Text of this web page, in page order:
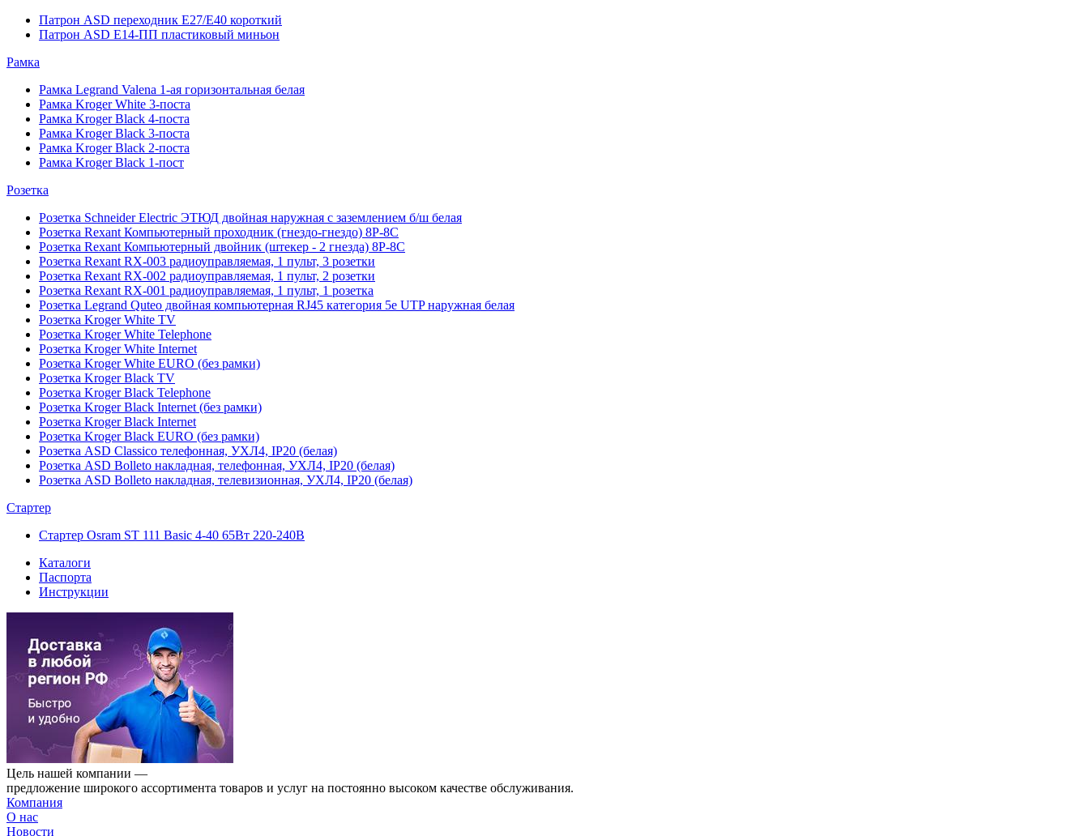
Патрон ASD переходник E27/E40 короткий
Патрон ASD E14-ПП пластиковый миньон
Рамка
Рамка Legrand Valena 1-ая горизонтальная белая
Рамка Kroger White 3-поста
Рамка Kroger Black 4-поста
Рамка Kroger Black 3-поста
Рамка Kroger Black 2-поста
Рамка Kroger Black 1-пост
Розетка
Розетка Schneider Electric ЭТЮД двойная наружная с заземлением б/ш белая
Розетка Rexant Компьютерный проходник (гнездо-гнездо) 8P-8C
Розетка Rexant Компьютерный двойник (штекер - 2 гнезда) 8P-8C
Розетка Rexant RX-003 радиоуправляемая, 1 пульт, 3 розетки
Розетка Rexant RX-002 радиоуправляемая, 1 пульт, 2 розетки
Розетка Rexant RX-001 радиоуправляемая, 1 пульт, 1 розетка
Розетка Legrand Quteo двойная компьютерная RJ45 категория 5е UTP наружная белая
Розетка Kroger White TV
Розетка Kroger White Telephone
Розетка Kroger White Internet
Розетка Kroger White EURO (без рамки)
Розетка Kroger Black TV
Розетка Kroger Black Telephone
Розетка Kroger Black Internet (без рамки)
Розетка Kroger Black Internet
Розетка Kroger Black EURO (без рамки)
Розетка ASD Classico телефонная, УХЛ4, IP20 (белая)
Розетка ASD Bolleto накладная, телефонная, УХЛ4, IP20 (белая)
Розетка ASD Bolleto накладная, телевизионная, УХЛ4, IP20 (белая)
Стартер
Стартер Osram ST 111 Basic 4-40 65Вт 220-240В
Каталоги
Паспорта
Инструкции
Цель нашей компании —
предложение широкого ассортимента товаров и услуг на постоянно высоком качестве обслуживания.
Компания
О нас
Новости